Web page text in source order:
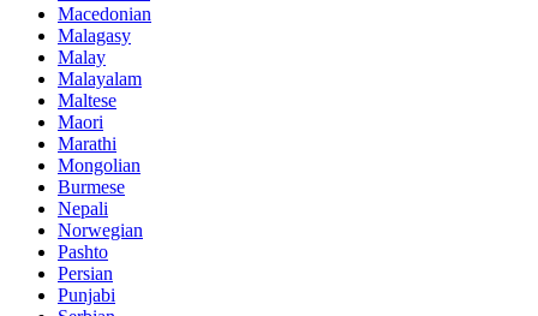
Macedonian
Malagasy
Malay
Malayalam
Maltese
Maori
Marathi
Mongolian
Burmese
Nepali
Norwegian
Pashto
Persian
Punjabi